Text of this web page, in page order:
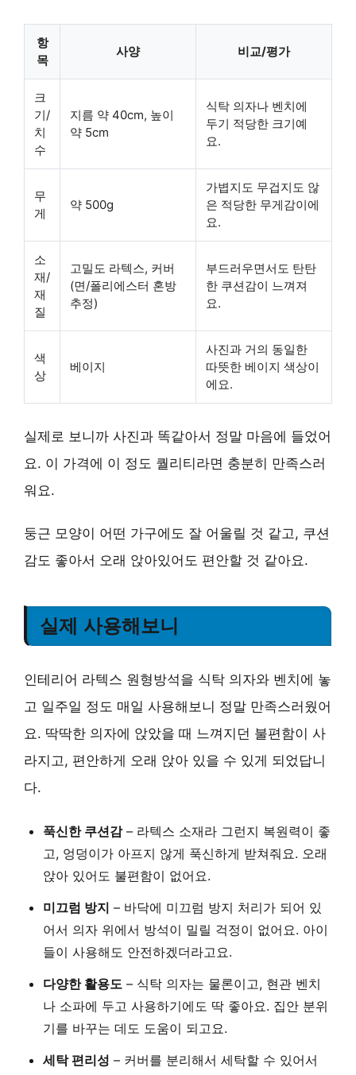
항
목
사양 비교/평가
크
기/
치
수
지름 약 40cm, 높이
약 5cm
식탁 의자나 벤치에
두기 적당한 크기예
요.
무
게
약 500g
가볍지도 무겁지도 않
은 적당한 무게감이에
요.
소
재/
재
질
고밀도 라텍스, 커버
(면/폴리에스터 혼방
추정)
부드러우면서도 탄탄
한 쿠션감이 느껴져
요.
색
상
베이지
사진과 거의 동일한
따뜻한 베이지 색상이
에요.
실제로 보니까 사진과 똑같아서 정말 마음에 들었어
요. 이 가격에 이 정도 퀄리티라면 충분히 만족스러
워요.
둥근 모양이 어떤 가구에도 잘 어울릴 것 같고, 쿠션
감도 좋아서 오래 앉아있어도 편안할 것 같아요.
실제 사용해보니
인테리어 라텍스 원형방석을 식탁 의자와 벤치에 놓
고 일주일 정도 매일 사용해보니 정말 만족스러웠어
요. 딱딱한 의자에 앉았을 때 느껴지던 불편함이 사
라지고, 편안하게 오래 앉아 있을 수 있게 되었답니
다.
푹신한 쿠션감– 라텍스 소재라 그런지 복원력이 좋
고, 엉덩이가 아프지 않게 푹신하게 받쳐줘요. 오래
앉아 있어도 불편함이 없어요.
미끄럼 방지 – 바닥에 미끄럼 방지 처리가 되어 있
어서 의자 위에서 방석이 밀릴 걱정이 없어요. 아이
들이 사용해도 안전하겠더라고요.
다양한 활용도 – 식탁 의자는 물론이고, 현관 벤치
나 소파에 두고 사용하기에도 딱 좋아요. 집안 분위
기를 바꾸는 데도 도움이 되고요.
세탁 편리성 – 커버를 분리해서 세탁할 수 있어서